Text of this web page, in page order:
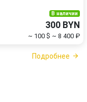
В наличии
300 BYN
~ 100 $ ~ 8 400 ₽
Подробнее